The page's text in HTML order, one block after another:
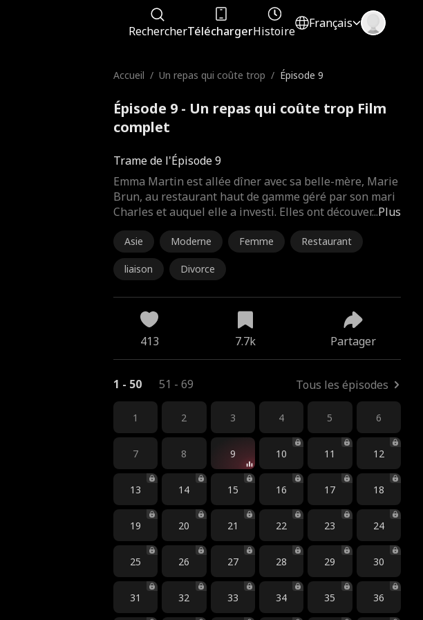
RechercherTéléchargerHistoire
Français
Accueil / Un repas qui coûte trop / Épisode 9
Épisode 9 - Un repas qui coûte trop Film
complet
Trame de l'Épisode 9
Plus
Emma Martin est allée dîner avec sa belle-mère, Marie
Brun, au restaurant haut de gamme géré par son mari
Charles et auquel elle a investi. Elles ont découver...
Asie Moderne Femme Restaurant
liaison Divorce
413 7.7k Partager
1 - 50 51 - 69 Tous les épisodes
1 2 3 4 5 6
7 8 9 10 11 12
13 14 15 16 17 18
19 20 21 22 23 24
25 26 27 28 29 30
31 32 33 34 35 36